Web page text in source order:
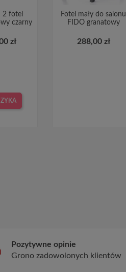
2 fotel
czarny
zł
Fotel mały do salonu
FIDO granatowy
288,00 zł
Pozytywne opinie
Grono zadowolonych klientów